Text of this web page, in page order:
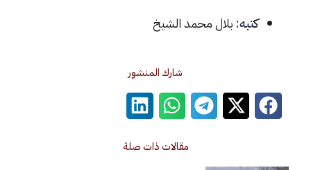
بلال محمد الشيخ
شارك المنشور
مقالات ذات صلة